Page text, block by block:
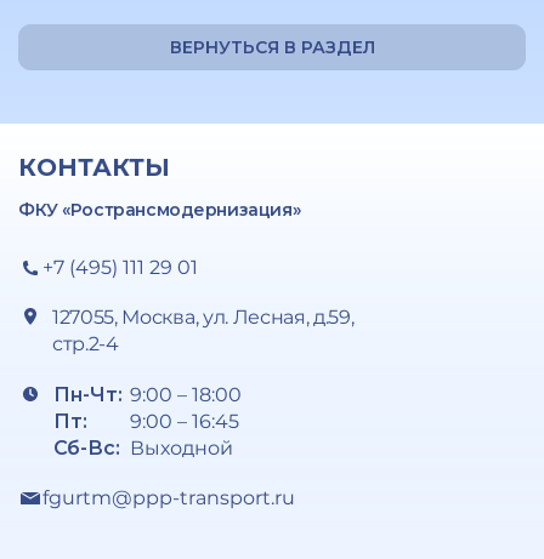
ВЕРНУТЬСЯ В РАЗДЕЛ
КОНТАКТЫ
ФКУ «Ространсмодернизация»
+7 (495) 111 29 01
127055, Москва, ул. Лесная, д.59,
стр.2-4
Пн-Чт:
Пт:
Сб-Вс:
9:00 – 18:00
9:00 – 16:45
Выходной
fgurtm@ppp-transport.ru